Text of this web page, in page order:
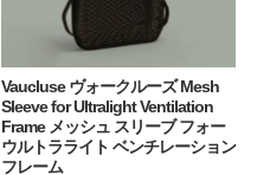
Vaucluse ヴォークルーズ Mesh
Sleeve for Ultralight Ventilation
Frame メッシュ スリーブ フォー
ウルトラライト ベンチレーション
フレーム